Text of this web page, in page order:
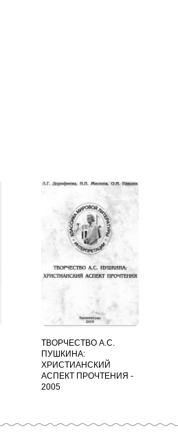
ТВОРЧЕСТВО А.С.
ПУШКИНА:
ХРИСТИАНСКИЙ
АСПЕКТ ПРОЧТЕНИЯ -
2005